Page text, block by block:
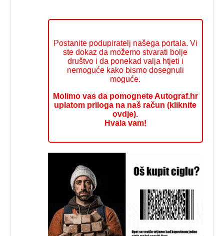
Postanite podupiratelj našega portala. Vi
ste dokaz da možemo stvarati bolje
društvo i da ponekad valja htjeti i
nemoguće kako bismo dosegnuli
moguće.
Molimo vas da pomognete Autograf.hr
uplatom priloga na naš račun (kliknite
ovdje).
Hvala vam!